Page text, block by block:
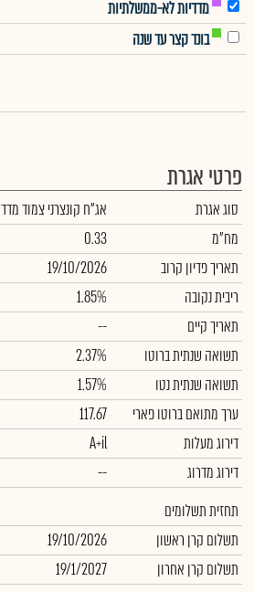
מדדיות לא-ממשלתיות
בונד קצר עד שנה
פרטי אגרת
סוג אגרת
אג"ח קונצרני צמוד מדד
מח"מ
0.33
תאריך פדיון קרוב
19/10/2026
ריבית נקובה
1.85%
תאריך קיים
--
תשואה שנתית ברוטו
2.37%
תשואה שנתית נטו
1.57%
ערך מתואם ברוטו פארי
117.67
דירוג מעלות
A+il
דירוג מדרוג
--
תחזית תשלומים
תשלום קרן ראשון
19/10/2026
תשלום קרן אחרון
19/1/2027